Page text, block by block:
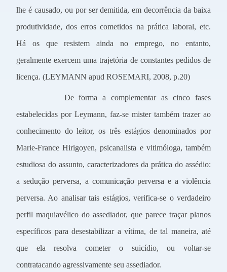
lhe é causado, ou por ser demitida, em decorrência da baixa
produtividade, dos erros cometidos na prática laboral, etc.
Há os que resistem ainda no emprego, no entanto,
geralmente exercem uma trajetória de constantes pedidos de
licença. (LEYMANN apud ROSEMARI, 2008, p.20)
De forma a complementar as cinco fases
estabelecidas por Leymann, faz-se mister também trazer ao
conhecimento do leitor, os três estágios denominados por
Marie-France Hirigoyen, psicanalista e vitimóloga, também
estudiosa do assunto, caracterizadores da prática do assédio:
a sedução perversa, a comunicação perversa e a violência
perversa. Ao analisar tais estágios, verifica-se o verdadeiro
perfil maquiavélico do assediador, que parece traçar planos
específicos para desestabilizar a vítima, de tal maneira, até
que ela resolva cometer o suicídio, ou voltar-se
contratacando agressivamente seu assediador.